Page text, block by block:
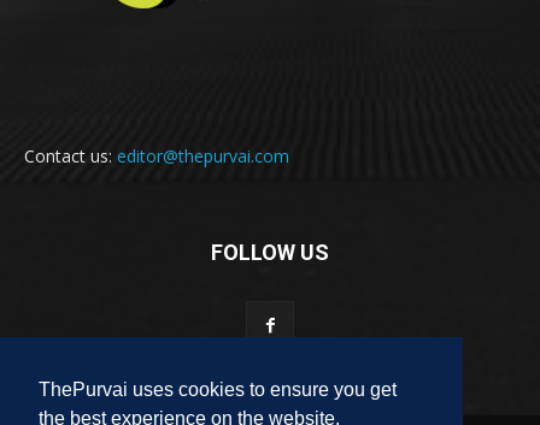
ThePurvai uses cookies to ensure you get
the best experience on the website.
Contact us: editor@thepurvai.com
FOLLOW US